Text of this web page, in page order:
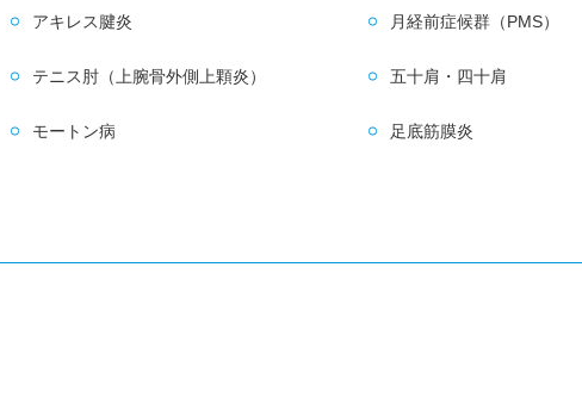
アキレス腱炎 月経前症候群（PMS）
テニス肘（上腕骨外側上顆炎） 五十肩・四十肩
モートン病 足底筋膜炎